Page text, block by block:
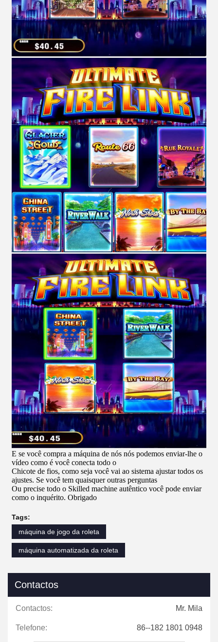
E se você compra a máquina de nós nós podemos enviar-lhe o
vídeo como é você conecta todo o
Chicote de fios, como seja você vai ao sistema ajustar todos os
ajustes. Se você tem quaisquer outras perguntas
Ou precise todo o Skilled machine autêntico você pode enviar
como o inquérito. Obrigado
Tags:
máquina de jogo da roleta
máquina automatizada da roleta
Contactos
Contactos: Mr. Mila
Telefone: 86--182 1801 0948